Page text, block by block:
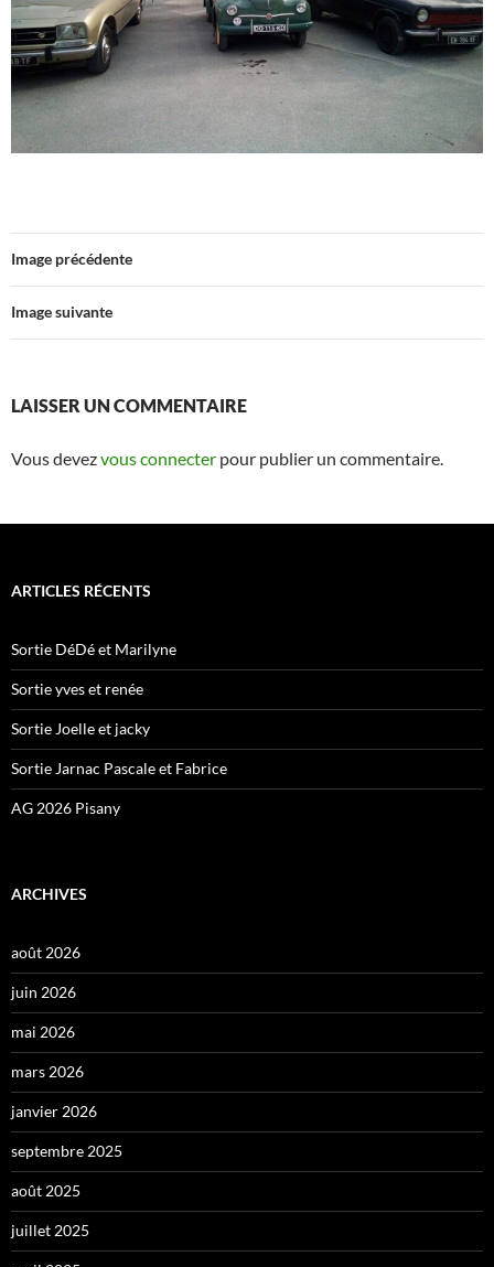
Image précédente
Image suivante
LAISSER UN COMMENTAIRE
Vous devezvous connecter pour publier un commentaire.
ARTICLES RÉCENTS
Sortie DéDé et Marilyne
Sortie yves et renée
Sortie Joelle et jacky
Sortie Jarnac Pascale et Fabrice
AG 2026 Pisany
ARCHIVES
août 2026
juin 2026
mai 2026
mars 2026
janvier 2026
septembre 2025
août 2025
juillet 2025